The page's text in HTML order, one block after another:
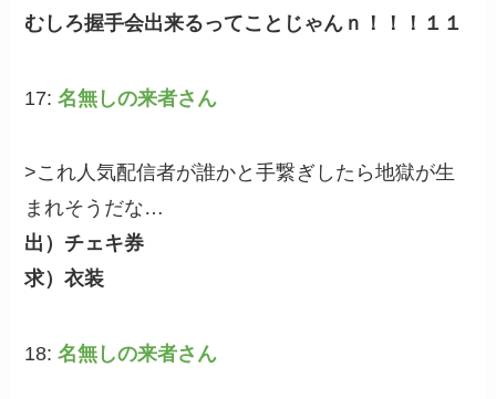
むしろ握手会出来るってことじゃんｎ！！！１１
17:名無しの来者さん
>これ人気配信者が誰かと手繋ぎしたら地獄が生
まれそうだな…
出）チェキ券
求）衣装
18:名無しの来者さん